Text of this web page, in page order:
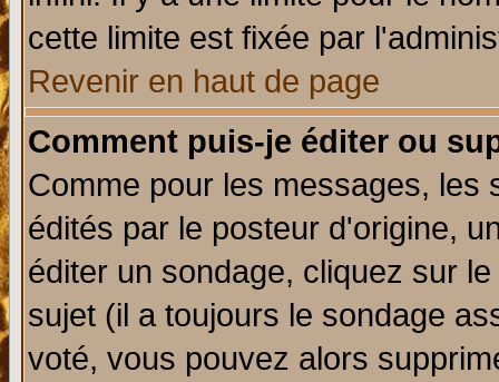
cette limite est fixée par
Revenir en haut de page
Comment puis-je éditer ou
Comme pour les messages, les
édités par le posteur d'origine,
éditer un sondage, cliquez sur
sujet (il a toujours le sondage
voté, vous pouvez alors